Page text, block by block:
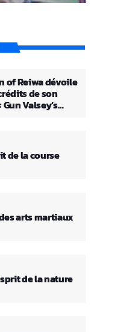
of Reiwa dévoile
de son
Valsey’s
de la course
arts martiaux
de la nature